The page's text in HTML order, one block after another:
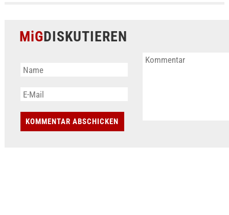
MiGDISKUTIEREN